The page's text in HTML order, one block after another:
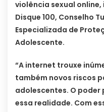
violência sexual
Disque 100, Conselho
Especializada de
Adolescente.
“A internet trouxe
também novos riscos
adolescentes. O
essa realidade. Com